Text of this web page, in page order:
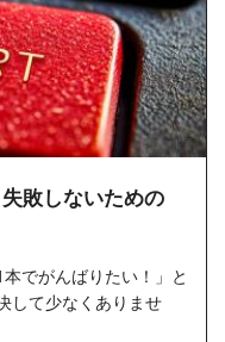
敗しないための
でがんばりたい！」と
して少なくありませ